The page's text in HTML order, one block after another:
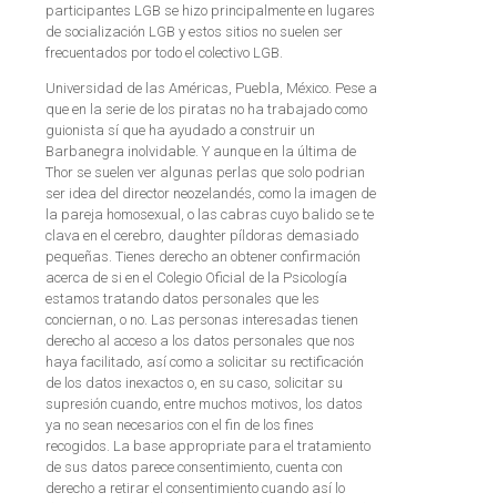
participantes LGB se hizo principalmente en lugares
de socialización LGB y estos sitios no suelen ser
frecuentados por todo el colectivo LGB.
Universidad de las Américas, Puebla, México. Pese a
que en la serie de los piratas no ha trabajado como
guionista sí que ha ayudado a construir un
Barbanegra inolvidable. Y aunque en la última de
Thor se suelen ver algunas perlas que solo podrian
ser idea del director neozelandés, como la imagen de
la pareja homosexual, o las cabras cuyo balido se te
clava en el cerebro, daughter píldoras demasiado
pequeñas. Tienes derecho an obtener confirmación
acerca de si en el Colegio Oficial de la Psicología
estamos tratando datos personales que les
conciernan, o no. Las personas interesadas tienen
derecho al acceso a los datos personales que nos
haya facilitado, así como a solicitar su rectificación
de los datos inexactos o, en su caso, solicitar su
supresión cuando, entre muchos motivos, los datos
ya no sean necesarios con el fin de los fines
recogidos. La base appropriate para el tratamiento
de sus datos parece consentimiento, cuenta con
derecho a retirar el consentimiento cuando así lo